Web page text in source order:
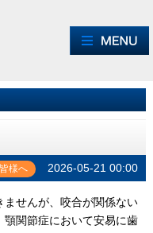
様へ 2026-05-21 00:00
せんが、咬合が関係ない
顎関節症において安易に歯